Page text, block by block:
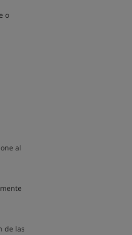
o
al
de las